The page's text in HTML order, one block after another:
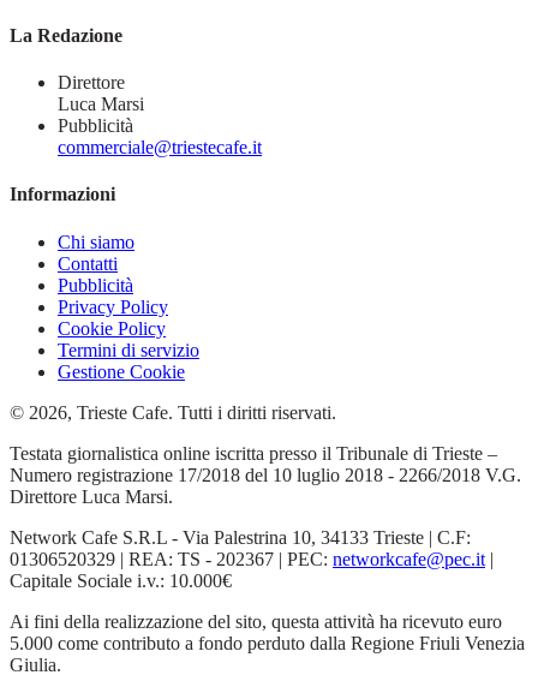
La Redazione
Direttore
Luca Marsi
Pubblicità
commerciale@triestecafe.it
Informazioni
Chi siamo
Contatti
Pubblicità
Privacy Policy
Cookie Policy
Termini di servizio
Gestione Cookie
© 2026, Trieste Cafe. Tutti i diritti riservati.
Testata giornalistica online iscritta presso il Tribunale di Trieste –
Numero registrazione 17/2018 del 10 luglio 2018 - 2266/2018 V.G.
Direttore Luca Marsi.
Network Cafe S.R.L - Via Palestrina 10, 34133 Trieste | C.F:
01306520329 | REA: TS - 202367 | PEC: networkcafe@pec.it |
Capitale Sociale i.v.: 10.000€
Ai fini della realizzazione del sito, questa attività ha ricevuto euro
5.000 come contributo a fondo perduto dalla Regione Friuli Venezia
Giulia.